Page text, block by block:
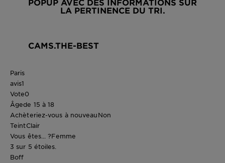
POPUP AVEC DES INFORMATIONS SUR
LA PERTINENCE DU TRI.
CAMS.THE-BEST
Paris
avis1
Vote0
Âgede 15 à 18
Achèteriez-vous à nouveauNon
TeintClair
Vous êtes... ?Femme
3 sur 5 étoiles.
Boff